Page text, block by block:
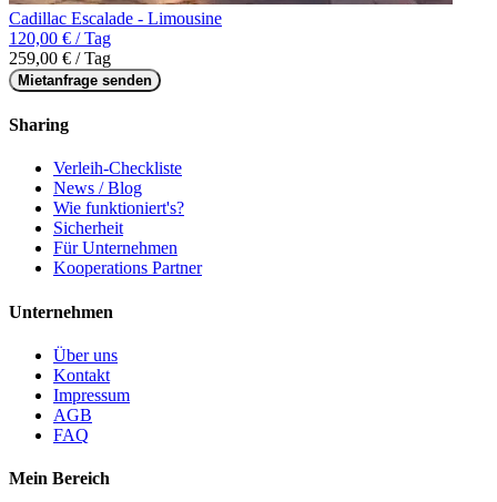
Cadillac Escalade - Limousine
120,00 € / Tag
259,00 € / Tag
Mietanfrage senden
Sharing
Verleih-Checkliste
News / Blog
Wie funktioniert's?
Sicherheit
Für Unternehmen
Kooperations Partner
Unternehmen
Über uns
Kontakt
Impressum
AGB
FAQ
Mein Bereich